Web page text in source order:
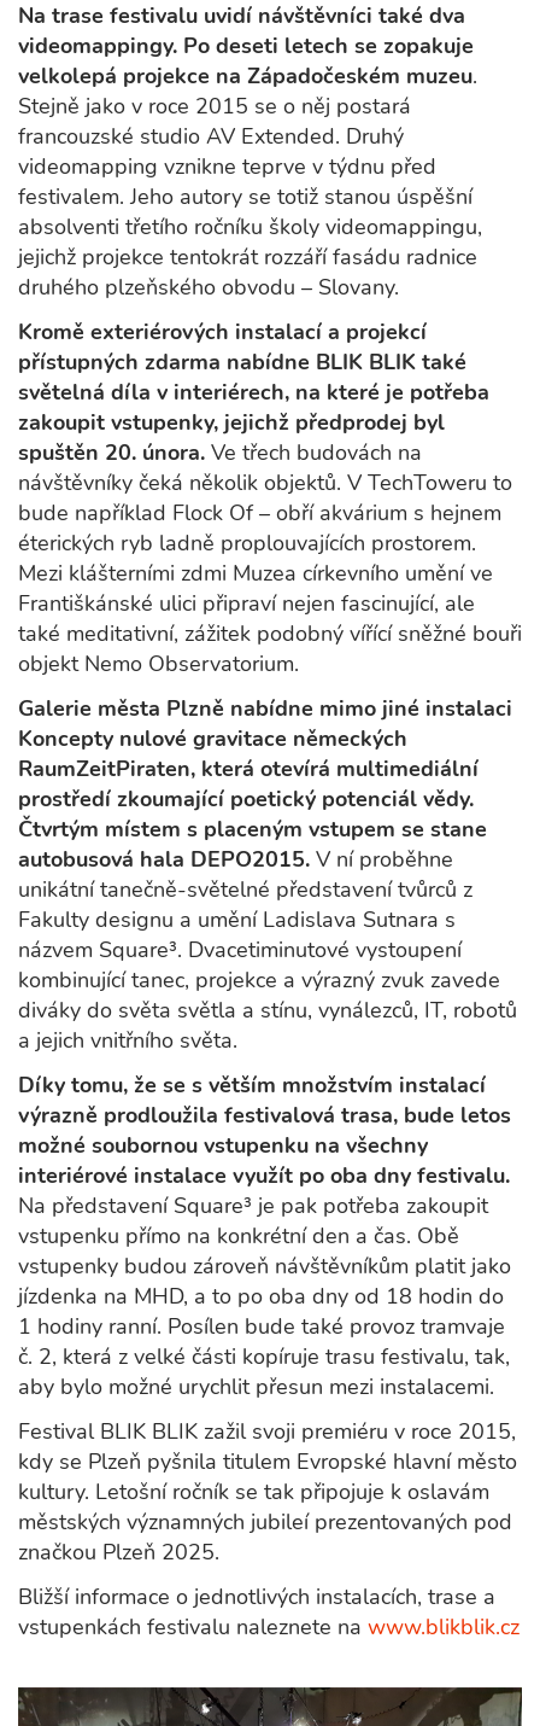
Na trase festivalu uvidí návštěvníci také dva
videomappingy. Po deseti letech se zopakuje
velkolepá projekce na Západočeském muzeu.
Stejně jako v roce 2015 se o něj postará
francouzské studio AV Extended. Druhý
videomapping vznikne teprve v týdnu před
festivalem. Jeho autory se totiž stanou úspěšní
absolventi třetího ročníku školy videomappingu,
jejichž projekce tentokrát rozzáří fasádu radnice
druhého plzeňského obvodu – Slovany.
Kromě exteriérových instalací a projekcí
přístupných zdarma nabídne BLIK BLIK také
světelná díla v interiérech, na které je potřeba
zakoupit vstupenky, jejichž předprodej byl
spuštěn 20. února. Ve třech budovách na
návštěvníky čeká několik objektů. V TechToweru to
bude například Flock Of – obří akvárium s hejnem
éterických ryb ladně proplouvajících prostorem.
Mezi klášterními zdmi Muzea církevního umění ve
Františkánské ulici připraví nejen fascinující, ale
také meditativní, zážitek podobný vířící sněžné bouři
objekt Nemo Observatorium.
Galerie města Plzně nabídne mimo jiné instalaci
Koncepty nulové gravitace německých
RaumZeitPiraten, která otevírá multimediální
prostředí zkoumající poetický potenciál vědy.
Čtvrtým místem s placeným vstupem se stane
autobusová hala DEPO2015. V ní proběhne
unikátní tanečně-světelné představení tvůrců z
Fakulty designu a umění Ladislava Sutnara s
názvem Square³. Dvacetiminutové vystoupení
kombinující tanec, projekce a výrazný zvuk zavede
diváky do světa světla a stínu, vynálezců, IT, robotů
a jejich vnitřního světa.
Díky tomu, že se s větším množstvím instalací
výrazně prodloužila festivalová trasa, bude letos
možné soubornou vstupenku na všechny
interiérové instalace využít po oba dny festivalu.
Na představení Square³ je pak potřeba zakoupit
vstupenku přímo na konkrétní den a čas. Obě
vstupenky budou zároveň návštěvníkům platit jako
jízdenka na MHD, a to po oba dny od 18 hodin do
1 hodiny ranní. Posílen bude také provoz tramvaje
č. 2, která z velké části kopíruje trasu festivalu, tak,
aby bylo možné urychlit přesun mezi instalacemi.
Festival BLIK BLIK zažil svoji premiéru v roce 2015,
kdy se Plzeň pyšnila titulem Evropské hlavní město
kultury. Letošní ročník se tak připojuje k oslavám
městských významných jubileí prezentovaných pod
značkou Plzeň 2025.
Bližší informace o jednotlivých instalacích, trase a
vstupenkách festivalu naleznete na www.blikblik.cz